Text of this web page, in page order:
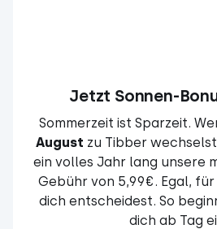
Jetzt Sonnen-
Sommerzeit ist Sparzeit.
August zu Tibber
ein volles Jahr lang unsere
Gebühr von 5,99€. Egal,
dich entscheidest. So
dich ab Tag